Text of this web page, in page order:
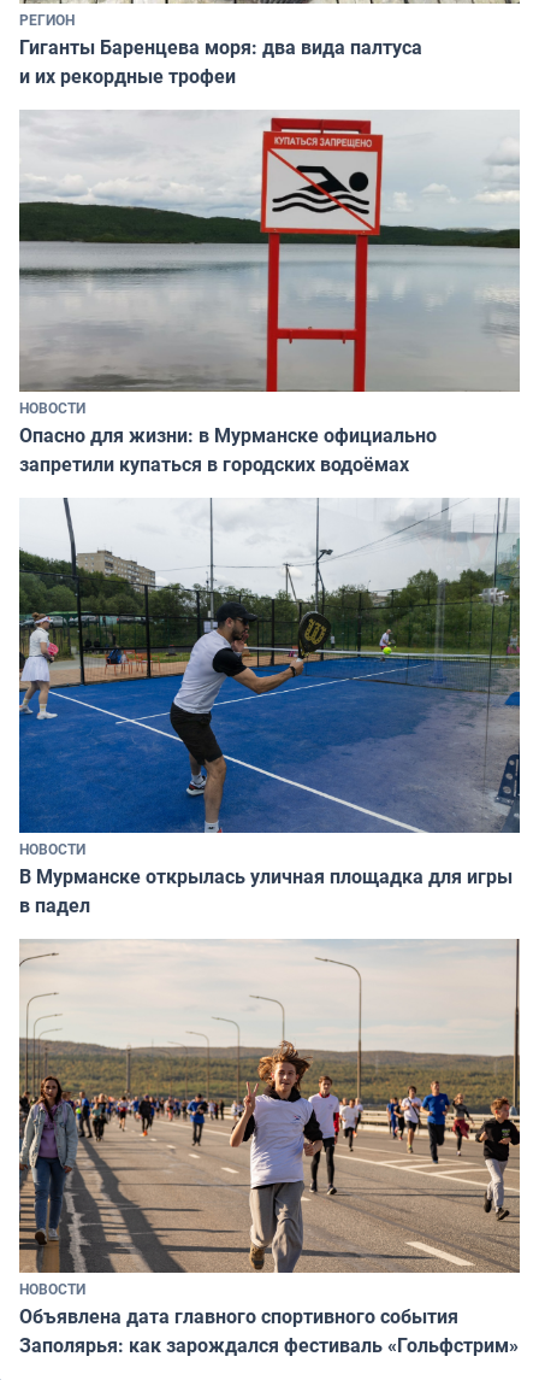
РЕГИОН
Гиганты Баренцева моря: два вида палтуса
и их рекордные трофеи
НОВОСТИ
Опасно для жизни: в Мурманске официально
запретили купаться в городских водоёмах
НОВОСТИ
В Мурманске открылась уличная площадка для игры
в падел
НОВОСТИ
Объявлена дата главного спортивного события
Заполярья: как зарождался фестиваль «Гольфстрим»